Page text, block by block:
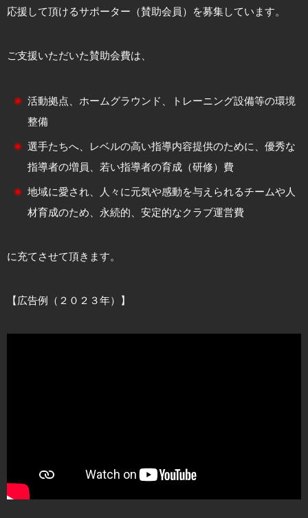
応援して頂けるサポーター（賛助会員）を募集しています。
ご支援いただいた賛助会費は、
活動拠点、ホームグラウンド、トレーニング設備等の環境
整備
選手たちへ、レベルの高い指導内容提供のために、優秀な
指導者の増員、若い指導者の育成（研修）費
地域に愛され、人々に元気や感動を与えられるチームや人
材育成のため、永続的、安定的なクラブ運営費
に充てさせて頂きます。
【広告例（２０２３年）】